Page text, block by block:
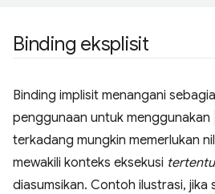
Binding eksplisit
Binding implisit menangani
penggunaan untuk menggunakan
terkadang mungkin memerlukan
mewakili konteks eksekusi tertentu
diasumsikan. Contoh ilustrasi, jika